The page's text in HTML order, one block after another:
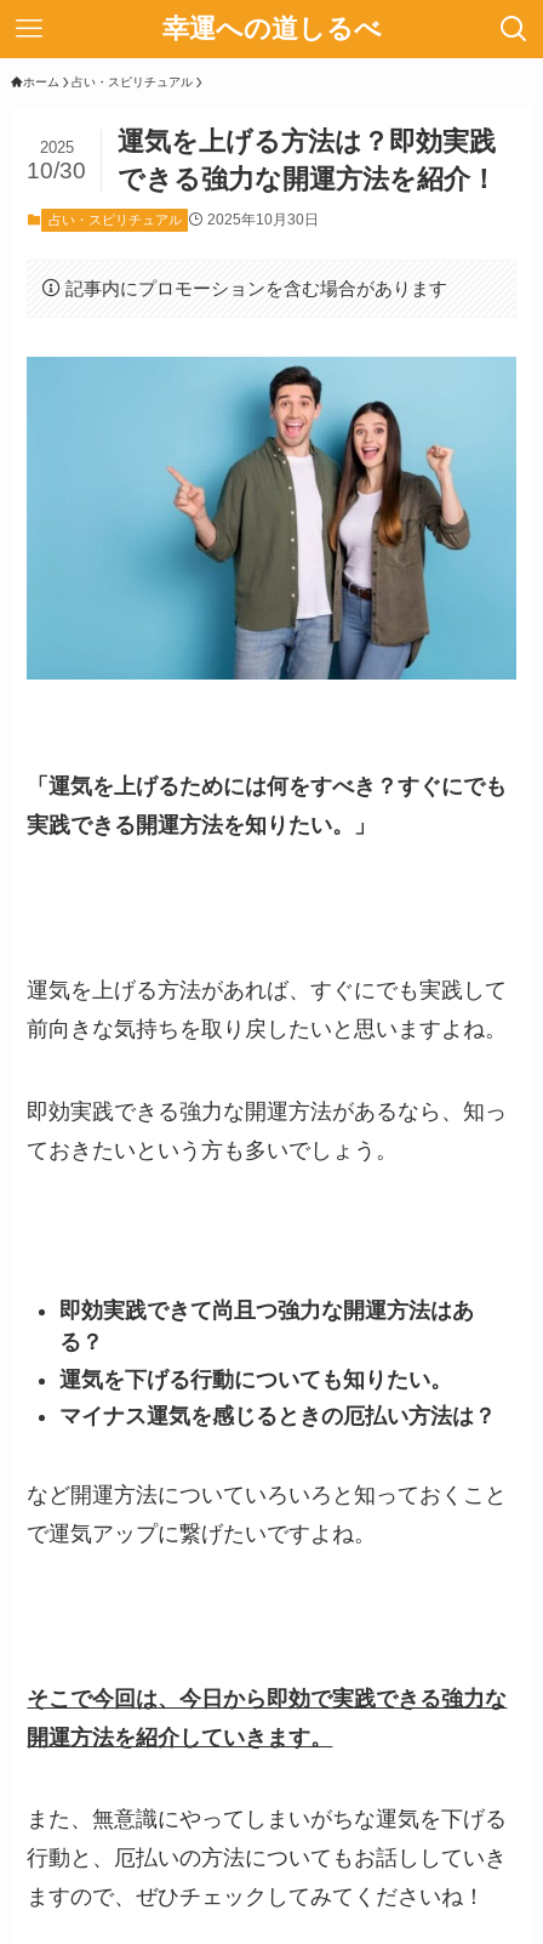
幸運への道しるべ
ホーム 占い・スピリチュアル
運気を上げる方法は？即効実践
できる強力な開運方法を紹介！
2025
10/30
占い・スピリチュアル 2025年10月30日
記事内にプロモーションを含む場合があります
「運気を上げるためには何をすべき？すぐにでも
実践できる開運方法を知りたい。」
運気を上げる方法があれば、すぐにでも実践して
前向きな気持ちを取り戻したいと思いますよね。
即効実践できる強力な開運方法があるなら、知っ
ておきたいという方も多いでしょう。
即効実践できて尚且つ強力な開運方法はあ
る？
運気を下げる行動についても知りたい。
マイナス運気を感じるときの厄払い方法は？
など開運方法についていろいろと知っておくこと
で運気アップに繋げたいですよね。
そこで今回は、今日から即効で実践できる強力な
開運方法を紹介していきます。
また、無意識にやってしまいがちな運気を下げる
行動と、厄払いの方法についてもお話ししていき
ますので、ぜひチェックしてみてくださいね！